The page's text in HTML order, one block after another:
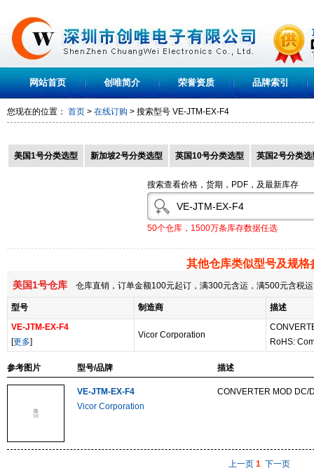
网站首页 创唯简介 荣誉资质 品牌索引
您现在的位置： 首页 > 在线订购 > 搜索型号 VE-JTM-EX-F4
美国1号分类选型 新加坡2号分类选型 英国10号分类选型 英国2号分类选
搜索查看价格，货期，PDF，及最新库存
50个仓库，1500万条库存数据任选
其他仓库类似型号及规格
美国1号仓库 仓库直销，订单金额100元起订，满300元含运，满500元含税
型号 制造商
描述
VE-JTM-EX-F4
[更多]
Vicor Corporation
RoHS:
参考图片 型号/品牌 描述
VE-JTM-EX-F4
Vicor Corporation
CONVERTER MOD DC/
上一页 1 下一页